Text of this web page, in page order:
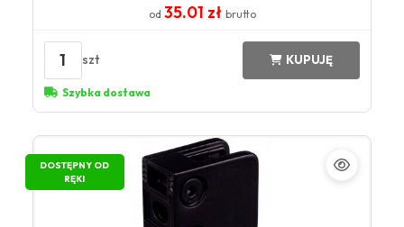
od 35.01 zł brutto
1 szt KUPUJĘ
Szybka dostawa
DOSTĘPNY OD
RĘKI